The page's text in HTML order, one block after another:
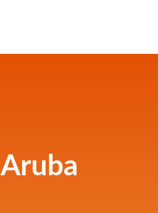
Aruba